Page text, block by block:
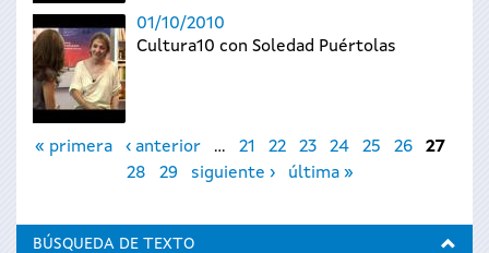
01/10/2010
Cultura10 con Soledad Puértolas
Páginas
« primera ‹ anterior … 21 22 23 24 25 26
27
28
29 siguiente › última »
BÚSQUEDA DE TEXTO